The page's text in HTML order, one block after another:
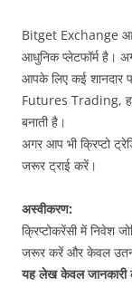
Bitget Exchange
आधुनिक प्लेटफॉर्म है।
आपके लिए कई
Futures Trading,
बनाती है।
अगर आप भी क्रिप्टो
जरूर ट्राई करें।
अस्वीकरण:
क्रिप्टोकरेंसी में निवेश
जरूर करें और केवल
यह लेख केवल जानकारी